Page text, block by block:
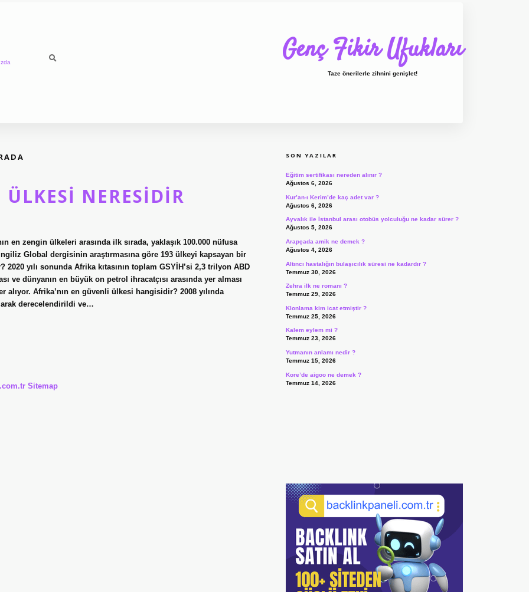
Genç Fikir Ufukları
Taze önerilerle zihnini genişlet!
NERESIDIR
en zengin ülkeleri arasında ilk sırada, yaklaşık 100.000 nüfusa
Global dergisinin araştırmasına göre 193 ülkeyi kapsayan bir
yılı sonunda Afrika kıtasının toplam GSYİH’si 2,3 trilyon ABD
ve dünyanın en büyük on petrol ihracatçısı arasında yer alması
alıyor. Afrika’nın en güvenli ülkesi hangisidir? 2008 yılında
derecelendirildi ve…
Sitemap
SON YAZILAR
Eğitim sertifikası nereden alınır ?
Ağustos 6, 2026
Kur’an-ı Kerim’de kaç adet var ?
Ağustos 6, 2026
Ayvalık ile İstanbul arası otobüs yolculuğu ne kadar sürer ?
Ağustos 5, 2026
Arapçada amik ne demek ?
Ağustos 4, 2026
Altıncı hastalığın bulaşıcılık süresi ne kadardır ?
Temmuz 30, 2026
Zehra ilk ne romanı ?
Temmuz 29, 2026
Klonlama kim icat etmiştir ?
Temmuz 25, 2026
Kalem eylem mi ?
Temmuz 23, 2026
Yutmanın anlamı nedir ?
Temmuz 15, 2026
Kore’de aigoo ne demek ?
Temmuz 14, 2026